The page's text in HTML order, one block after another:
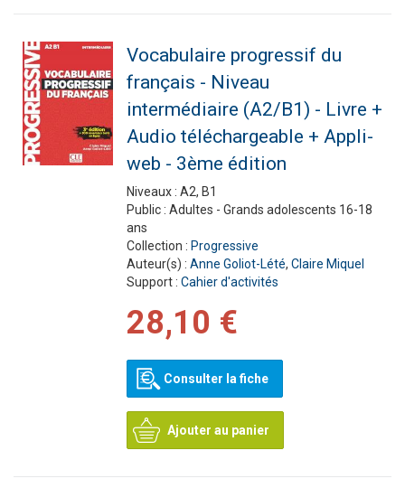
Vocabulaire progressif du
français - Niveau
intermédiaire (A2/B1) - Livre +
Audio téléchargeable + Appli-
web - 3ème édition
Niveaux : A2, B1
Public : Adultes - Grands adolescents 16-18
ans
Collection : Progressive
Auteur(s) : Anne Goliot-Lété, Claire Miquel
Support : Cahier d'activités
28,10 €
Consulter la fiche
Ajouter au panier